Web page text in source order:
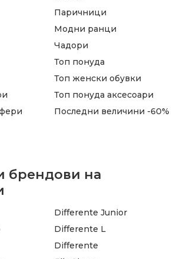
Паричници
Модни ранци
Чадори
Топ понуда
Топ женски обувки
Топ понуда аксесоари
Последни величини -60%
брендови на
Differente Junior
Differente L
Differente